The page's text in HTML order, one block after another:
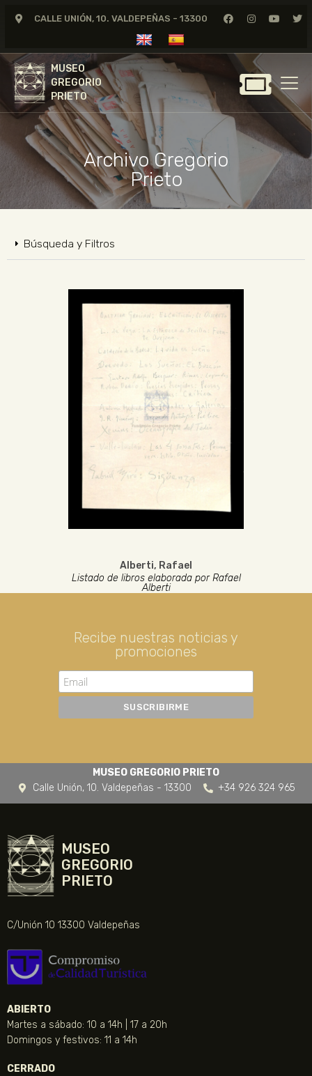
CALLE UNIÓN, 10. VALDEPEÑAS - 13300
MUSEO
GREGORIO
PRIETO
MUSEO
GREGORIO
PRIETO
GREGORIO PRIETO
MUSEO
ARCHIVO
CERTAMEN DE DIBUJO
FUNDACIÓN
NOTICIAS
Archivo Gregorio
Prieto
Búsqueda y Filtros
Alberti, Rafael
Listado de libros elaborada por Rafael
Alberti
Recibe nuestras noticias y
promociones
MUSEO GREGORIO PRIETO
Calle Unión, 10. Valdepeñas - 13300
+34 926 324 965
MUSEO
GREGORIO
PRIETO
C/Unión 10 13300 Valdepeñas
ABIERTO
Martes a sábado: 10 a 14h | 17 a 20h
Domingos y festivos: 11 a 14h
CERRADO